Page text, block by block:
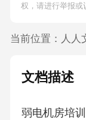
权，请进行举报或
当前位置： 人人
文档描述
弱电机房培